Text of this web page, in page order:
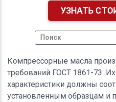
УЗНАТЬ
Компрессорные масла
требований ГОСТ 1861-73. Их
характеристики должны
установленным образцам и